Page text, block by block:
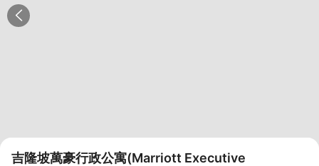
吉隆坡萬豪行政公寓(Marriott Executive